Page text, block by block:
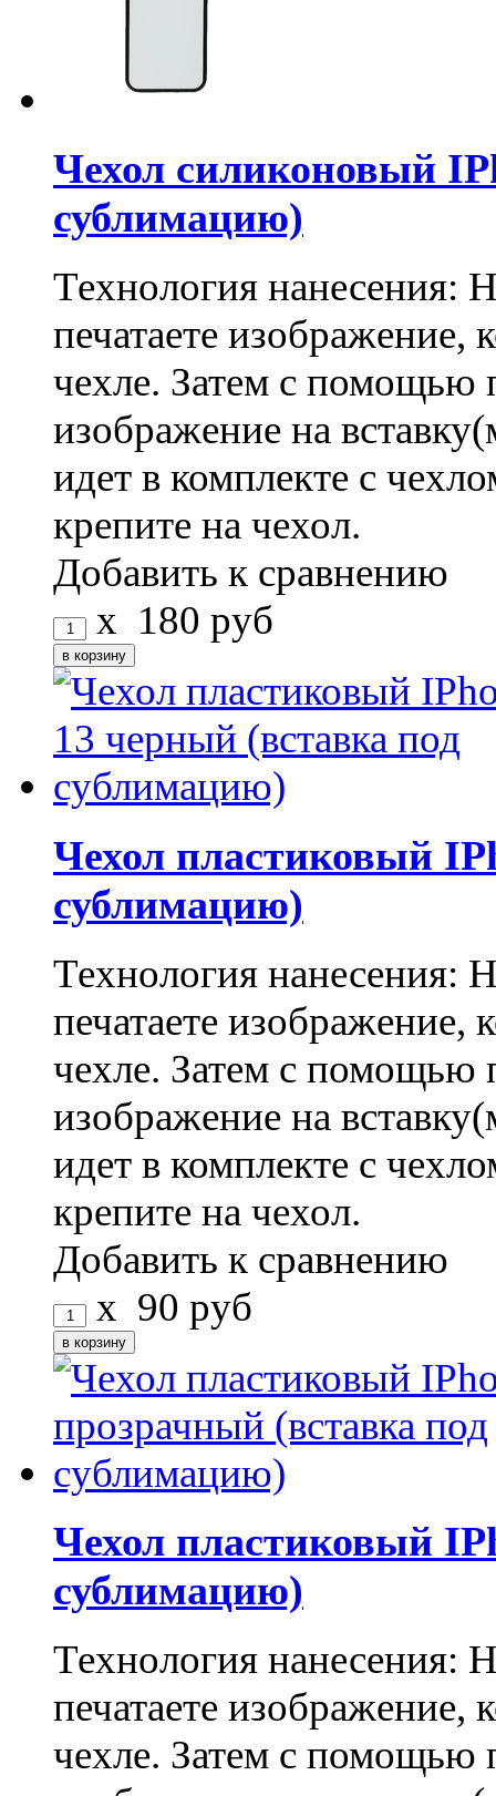
Чехол силиконовый
сублимацию)
Технология нанесения:
печатаете изображение,
чехле. Затем с помощью
изображение на
идет в комплекте с
крепите на чехол.
Добавить к сравнению
x 180 руб
Чехол пластиковый
сублимацию)
Технология нанесения:
печатаете изображение,
чехле. Затем с помощью
изображение на
идет в комплекте с
крепите на чехол.
Добавить к сравнению
x 90 руб
Чехол пластиковый
сублимацию)
Технология нанесения:
печатаете изображение,
чехле. Затем с помощью